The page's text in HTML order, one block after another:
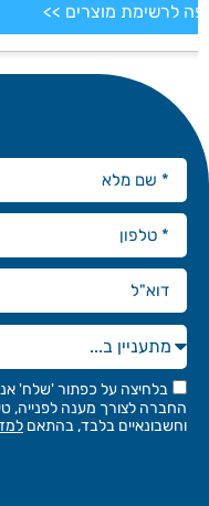
בלחיצה על כפתור 'שלח'
החברה לצורך מענה לפנייה,
וחשבונאיים בלבד, בהתאם